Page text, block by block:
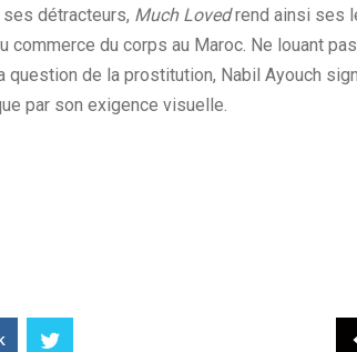
ses détracteurs, Much Lovedrend ainsi ses
commerce du corps au Maroc. Ne louant
question de la prostitution, Nabil Ayouch
par son exigence visuelle.